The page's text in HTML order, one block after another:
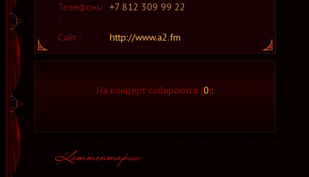
Телефоны
:
+7 812 309 99 22
Сайт : http://www.a2.fm
На концерт собираются (0):